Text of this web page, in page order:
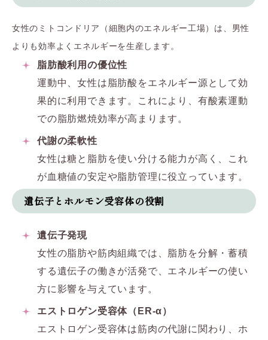
女性のミトコンドリア（細胞内のエネルギー工場）は、男性
よりも効率よくエネルギーを生産します。
脂肪酸利用の優位性
運動中、女性は脂肪酸をエネルギー源として効
果的に利用できます。これにより、有酸素運動
での脂肪燃焼効率が高まります。
代謝の柔軟性
女性は糖と脂肪を使い分ける能力が高く、これ
が血糖値の安定や脂肪管理に役立っています。
遺伝子とホルモン受容体の役割
遺伝子発現
女性の脂肪や筋肉組織では、脂肪を分解・蓄積
する遺伝子の働きが活発で、エネルギーの使い
方に影響を与えています。
エストロゲン受容体（ER-α）
エストロゲン受容体は筋肉の代謝に関わり、ホ